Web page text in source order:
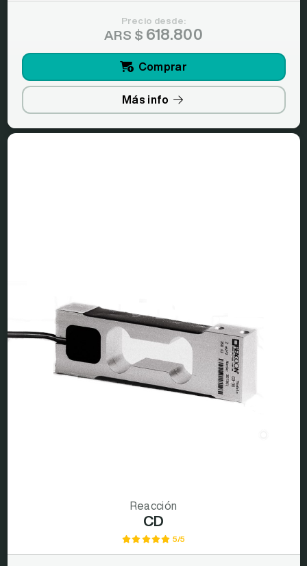
Precio desde:
ARS $ 618.800
Comprar
Más info
Reacción
CD
5/5